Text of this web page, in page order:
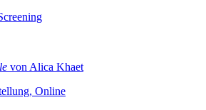
von Alica Khaet
Online